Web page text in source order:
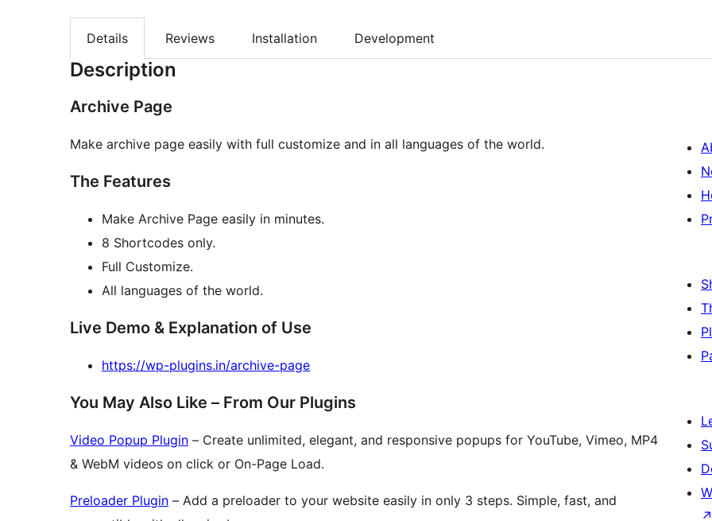
Details Reviews Installation Development
Description
Archive Page
Make archive page easily with full customize and in all languages of the world.
The Features
Make Archive Page easily in minutes.
8 Shortcodes only.
Full Customize.
All languages of the world.
Live Demo & Explanation of Use
https://wp-plugins.in/archive-page
You May Also Like – From Our Plugins
Video Popup Plugin – Create unlimited, elegant, and responsive popups for YouTube, Vimeo, MP4
& WebM videos on click or On-Page Load.
Preloader Plugin – Add a preloader to your website easily in only 3 steps. Simple, fast, and
↗